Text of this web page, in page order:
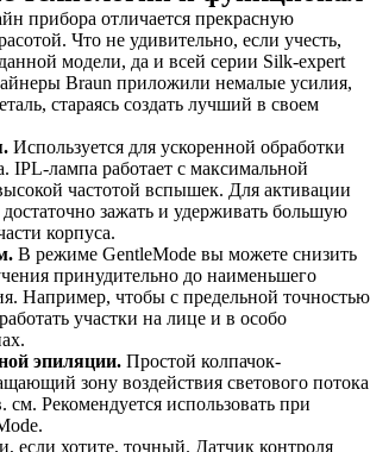
прибора отличается прекрасную
Что не удивительно, если учесть,
модели, да и всей серии Silk-expert
Braun приложили немалые усилия,
стараясь создать лучший в своем
Используется для ускоренной обработки
IPL-лампа работает с максимальной
частотой вспышек. Для активации
зажать и удерживать большую
корпуса.
В режиме GentleMode вы можете снизить
принудительно до наименьшего
Например, чтобы с предельной точностью
участки на лице и в особо
эпиляции. Простой колпачок-
зону воздействия светового потока
см. Рекомендуется использовать при
если хотите, точный. Датчик контроля